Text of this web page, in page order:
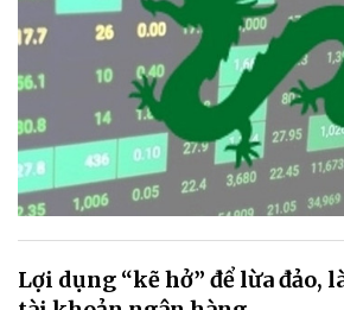
Lợi dụng “kẽ hở” để lừa đảo,